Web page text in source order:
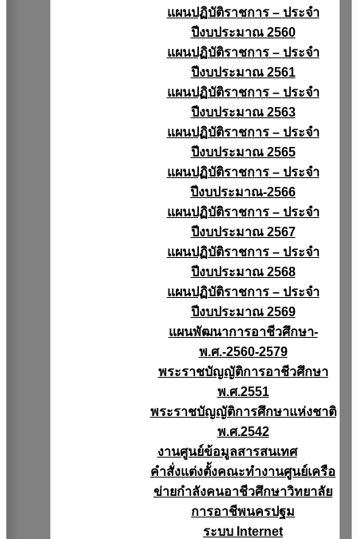
แผนปฏิบัติราชการ – ประจำ
ปีงบประมาณ 2560
แผนปฏิบัติราชการ – ประจำ
ปีงบประมาณ 2561
แผนปฏิบัติราชการ – ประจำ
ปีงบประมาณ 2563
แผนปฏิบัติราชการ – ประจำ
ปีงบประมาณ 2565
แผนปฏิบัติราชการ – ประจำ
ปีงบประมาณ-2566
แผนปฏิบัติราชการ – ประจำ
ปีงบประมาณ 2567
แผนปฏิบัติราชการ – ประจำ
ปีงบประมาณ 2568
แผนปฏิบัติราชการ – ประจำ
ปีงบประมาณ 2569
แผนพัฒนาการอาชีวศึกษา-
พ.ศ.-2560-2579
พระราชบัญญัติการอาชีวศึกษา
พ.ศ.2551
พระราชบัญญัติการศึกษาแห่งชาติ
พ.ศ.2542
งานศูนย์ข้อมูลสารสนเทศ
คำสั่งแต่งตั้งคณะทำงานศูนย์เครือ
ข่ายกำลังคนอาชีวศึกษาวิทยาลัย
การอาชีพนครปฐม
ระบบ Internet